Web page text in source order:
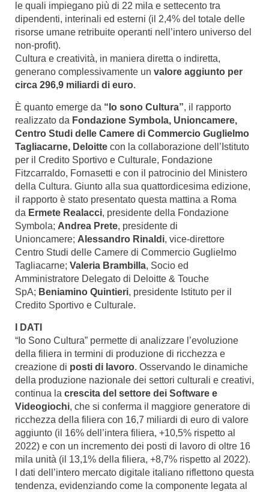
le quali impiegano più di 22 mila e settecento tra
dipendenti, interinali ed esterni (il 2,4% del totale delle
risorse umane retribuite operanti nell’intero universo del
non-profit).
Cultura e creatività, in maniera diretta o indiretta,
generano complessivamente un valore aggiunto per
circa 296,9 miliardi di euro.
È quanto emerge da “Io sono Cultura”, il rapporto
realizzato da Fondazione Symbola, Unioncamere,
Centro Studi delle Camere di Commercio Guglielmo
Tagliacarne, Deloitte con la collaborazione dell’Istituto
per il Credito Sportivo e Culturale, Fondazione
Fitzcarraldo, Fornasetti e con il patrocinio del Ministero
della Cultura. Giunto alla sua quattordicesima edizione,
il rapporto è stato presentato questa mattina a Roma
da Ermete Realacci, presidente della Fondazione
Symbola; Andrea Prete, presidente di
Unioncamere; Alessandro Rinaldi, vice-direttore
Centro Studi delle Camere di Commercio Guglielmo
Tagliacarne; Valeria Brambilla, Socio ed
Amministratore Delegato di Deloitte & Touche
SpA; Beniamino Quintieri, presidente Istituto per il
Credito Sportivo e Culturale.
I DATI
“Io Sono Cultura” permette di analizzare l’evoluzione
della filiera in termini di produzione di ricchezza e
creazione di posti di lavoro. Osservando le dinamiche
della produzione nazionale dei settori culturali e creativi,
continua la crescita del settore dei Software e
Videogiochi, che si conferma il maggiore generatore di
ricchezza della filiera con 16,7 miliardi di euro di valore
aggiunto (il 16% dell’intera filiera, +10,5% rispetto al
2022) e con un incremento dei posti di lavoro di oltre 16
mila unità (il 13,1% della filiera, +8,7% rispetto al 2022).
I dati dell’intero mercato digitale italiano riflettono questa
tendenza, evidenziando come la componente legata al